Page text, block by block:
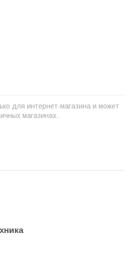
для интернет-магазина и может
магазинах.